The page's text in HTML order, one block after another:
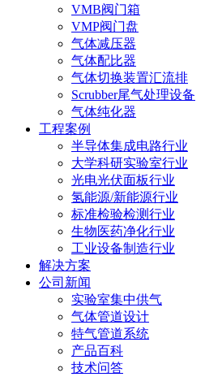
VMB阀门箱
VMP阀门盘
气体减压器
气体配比器
气体切换装置汇流排
Scrubber尾气处理设备
气体纯化器
工程案例
半导体集成电路行业
大学科研实验室行业
光电光伏面板行业
氢能源/新能源行业
标准检验检测行业
生物医药净化行业
工业设备制造行业
解决方案
公司新闻
实验室集中供气
气体管道设计
特气管道系统
产品百科
技术问答